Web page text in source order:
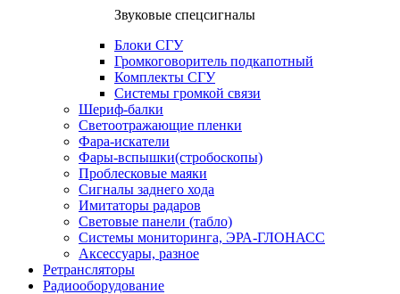
Звуковые спецсигналы
Блоки СГУ
Громкоговоритель подкапотный
Комплекты СГУ
Системы громкой связи
Шериф-балки
Светоотражающие пленки
Фара-искатели
Фары-вспышки(стробоскопы)
Проблесковые маяки
Сигналы заднего хода
Имитаторы радаров
Световые панели (табло)
Системы мониторинга, ЭРА-ГЛОНАСС
Аксессуары, разное
Ретрансляторы
Радиооборудование